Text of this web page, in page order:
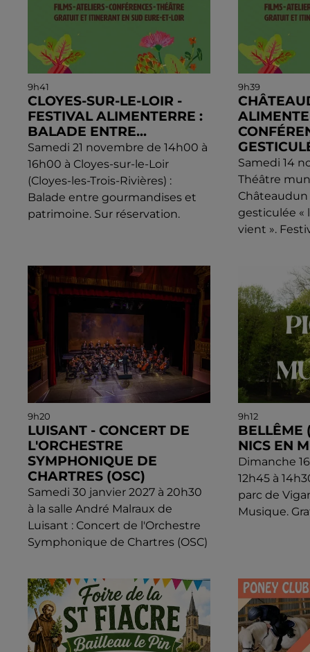
9h41
CLOYES-SUR-LE-LOIR -
FESTIVAL ALIMENTERRE :
BALADE ENTRE...
Samedi 21 novembre de 14h00 à
16h00 à Cloyes-sur-le-Loir
(Cloyes-les-Trois-Rivières) :
Balade entre gourmandises et
patrimoine. Sur réservation.
9h39
Samedi 14
Théâtre
Châteaudun
gesticulée «
vient ».
9h20
LUISANT - CONCERT DE
L'ORCHESTRE
SYMPHONIQUE DE
CHARTRES (OSC)
Samedi 30 janvier 2027 à 20h30
à la salle André Malraux de
Luisant : Concert de l'Orchestre
Symphonique de Chartres (OSC)
9h12
BELLÊME
NICS EN
Dimanche
12h45 à
parc de
Musique.